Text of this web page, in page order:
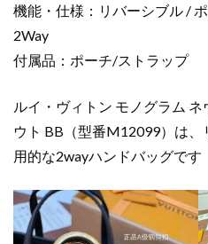
機能・仕様：リバーシブル /
2Way
付属品：ポーチ/ストラップ
ルイ・ヴィトン モノグラム
ウト BB（型番M12099）は
用的な2wayハンドバッグです